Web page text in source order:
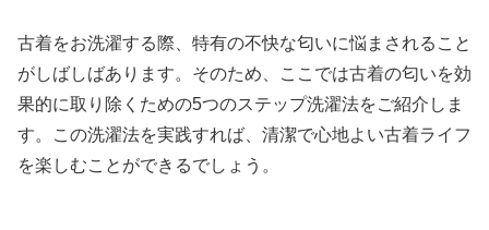
古着をお洗濯する際、特有の不快な匂いに悩まされること
がしばしばあります。そのため、ここでは古着の匂いを効
果的に取り除くための5つのステップ洗濯法をご紹介しま
す。この洗濯法を実践すれば、清潔で心地よい古着ライフ
を楽しむことができるでしょう。